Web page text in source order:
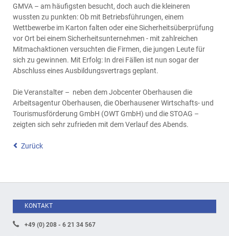
GMVA – am häufigsten besucht, doch auch die kleineren
wussten zu punkten: Ob mit Betriebsführungen, einem
Wettbewerbe im Karton falten oder eine Sicherheitsüberprüfung
vor Ort bei einem Sicherheitsunternehmen - mit zahlreichen
Mitmachaktionen versuchten die Firmen, die jungen Leute für
sich zu gewinnen. Mit Erfolg: In drei Fällen ist nun sogar der
Abschluss eines Ausbildungsvertrags geplant.
Die Veranstalter – neben dem Jobcenter Oberhausen die
Arbeitsagentur Oberhausen, die Oberhausener Wirtschafts- und
Tourismusförderung GmbH (OWT GmbH) und die STOAG –
zeigten sich sehr zufrieden mit dem Verlauf des Abends.
Zurück
KONTAKT
+49 (0) 208 - 6 21 34 567